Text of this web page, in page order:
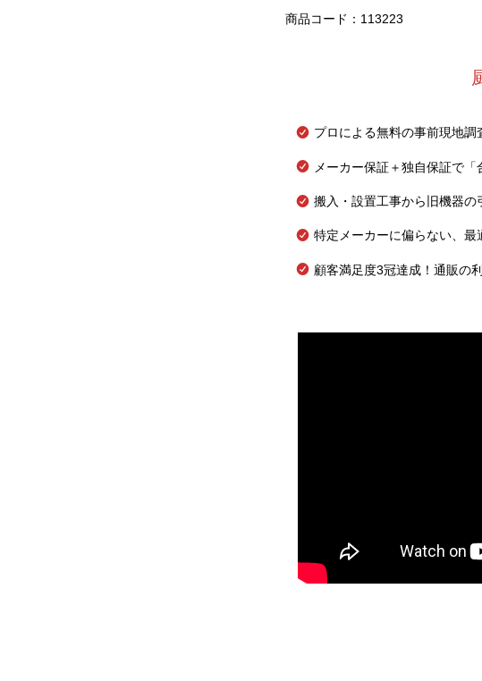
商品コード：113223
プロによる無料の事前現地調
メーカー保証＋独自保証で「
搬入・設置工事から旧機器の
特定メーカーに偏らない、最
顧客満足度3冠達成！通販の